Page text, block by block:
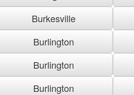
Burkesville
Burlington
Burlington
Burlington